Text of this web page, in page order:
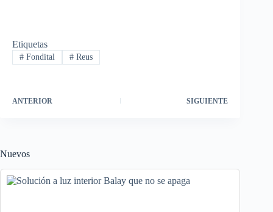
Etiquetas
#Fondital #Reus
ANTERIOR SIGUIENTE
Nuevos